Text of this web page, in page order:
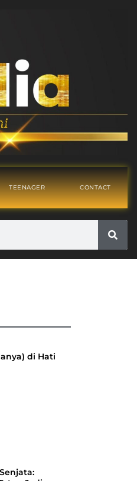
TEENAGER CONTACT
di Hati